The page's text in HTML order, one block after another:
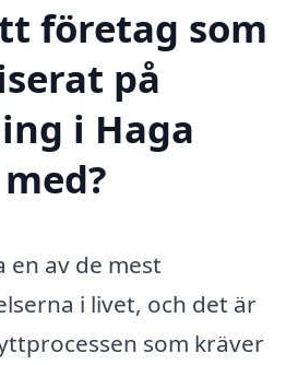
företag som
på
i Haga
av de mest
i livet, och det är
som kräver